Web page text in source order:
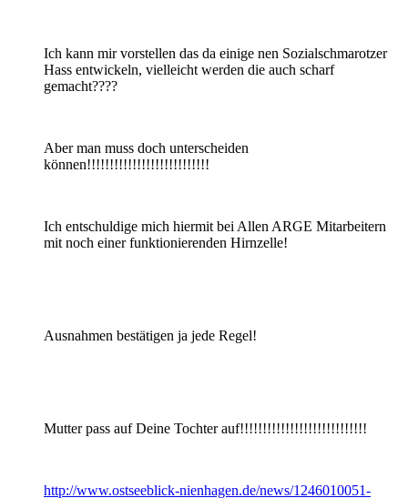
Ich kann mir vorstellen das da einige nen Sozialschmarotzer
Hass entwickeln, vielleicht werden die auch scharf
gemacht????
Aber man muss doch unterscheiden
können!!!!!!!!!!!!!!!!!!!!!!!!!!!
Ich entschuldige mich hiermit bei Allen ARGE Mitarbeitern
mit noch einer funktionierenden Hirnzelle!
Ausnahmen bestätigen ja jede Regel!
Mutter pass auf Deine Tochter auf!!!!!!!!!!!!!!!!!!!!!!!!!!!!
http://www.ostseeblick-nienhagen.de/news/1246010051-